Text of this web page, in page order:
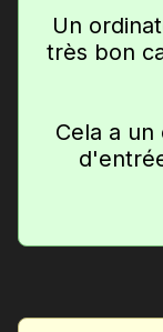
Un
très bon
Cela a